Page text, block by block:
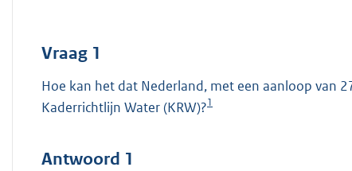
Vraag 1
Hoe kan het dat Nederland, met een aanloop van
Kaderrichtlijn Water (KRW)?1
Antwoord 1